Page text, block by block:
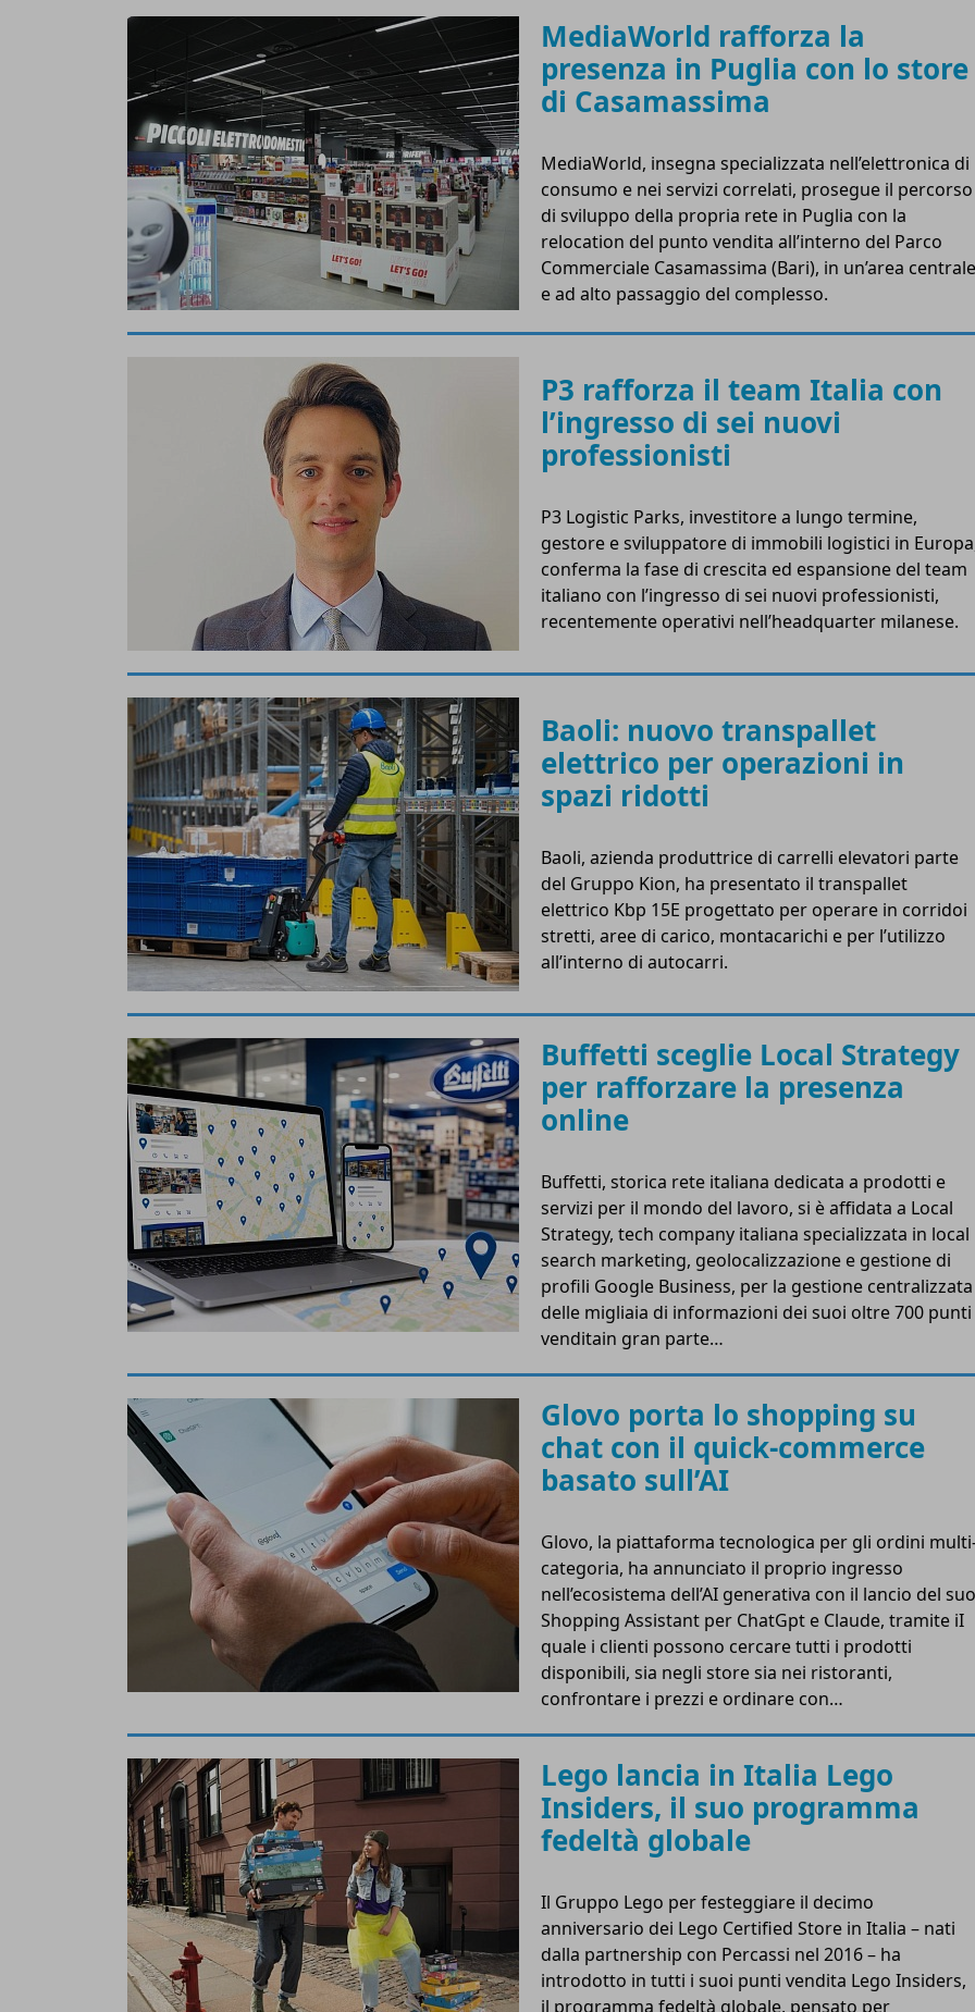
MediaWorld rafforza la
presenza in Puglia con lo store
di Casamassima
MediaWorld, insegna specializzata nell’elettronica di
consumo e nei servizi correlati, prosegue il percorso
di sviluppo della propria rete in Puglia con la
relocation del punto vendita all’interno del Parco
Commerciale Casamassima (Bari), in un’area centrale
e ad alto passaggio del complesso.
P3 rafforza il team Italia con
l’ingresso di sei nuovi
professionisti
P3 Logistic Parks, investitore a lungo termine,
gestore e sviluppatore di immobili logistici in
conferma la fase di crescita ed espansione del team
italiano con l’ingresso di sei nuovi professionisti,
recentemente operativi nell’headquarter milanese.
Baoli: nuovo transpallet
elettrico per operazioni in
spazi ridotti
Baoli, azienda produttrice di carrelli elevatori parte
del Gruppo Kion, ha presentato il transpallet
elettrico Kbp 15E progettato per operare in corridoi
stretti, aree di carico, montacarichi e per l’utilizzo
all’interno di autocarri.
Buffetti sceglie Local Strategy
per rafforzare la presenza
online
Buffetti, storica rete italiana dedicata a prodotti e
servizi per il mondo del lavoro, si è affidata a Local
Strategy, tech company italiana specializzata in local
search marketing, geolocalizzazione e gestione di
profili Google Business, per la gestione centralizzata
delle migliaia di informazioni dei suoi oltre 700 punti
venditain gran parte…
Glovo porta lo shopping su
chat con il quick-commerce
basato sull’AI
Glovo, la piattaforma tecnologica per gli ordini
categoria, ha annunciato il proprio ingresso
nell’ecosistema dell’AI generativa con il lancio del suo
Shopping Assistant per ChatGpt e Claude, tramite iI
quale i clienti possono cercare tutti i prodotti
disponibili, sia negli store sia nei ristoranti,
confrontare i prezzi e ordinare con…
Lego lancia in Italia Lego
Insiders, il suo programma
fedeltà globale
Il Gruppo Lego per festeggiare il decimo
anniversario dei Lego Certified Store in Italia – nati
dalla partnership con Percassi nel 2016 – ha
introdotto in tutti i suoi punti vendita Lego Insiders,
il programma fedeltà globale, pensato per